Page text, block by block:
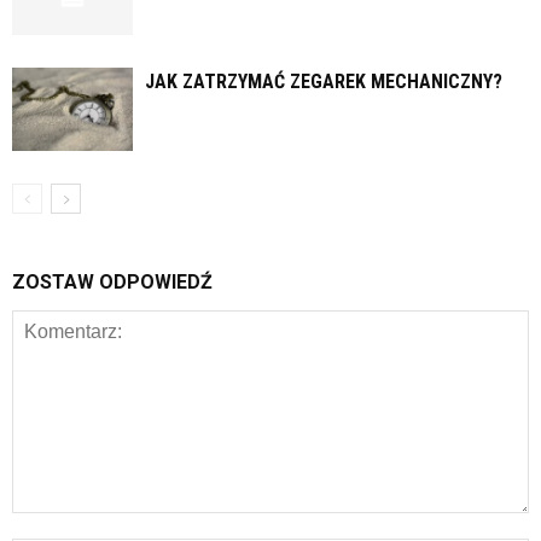
JAK ZATRZYMAĆ ZEGAREK MECHANICZNY?
ZOSTAW ODPOWIEDŹ